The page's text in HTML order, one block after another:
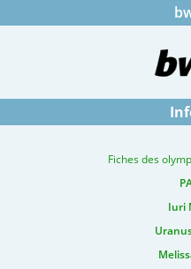
Fiches des
Iuri